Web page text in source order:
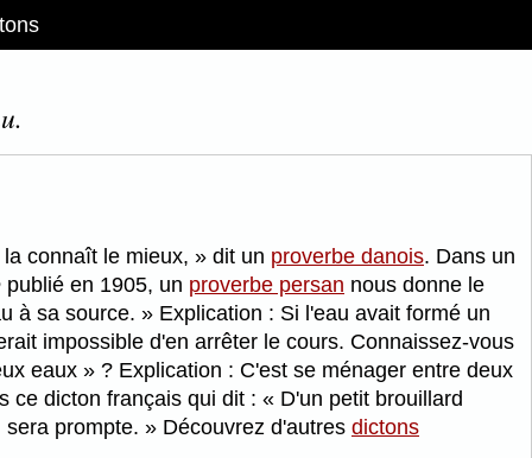
connaît le mieux, dit un proverbe danois. Dans un
publié en 1905, un proverbe persan nous donne le
à sa source.
Explication : Si l'eau avait formé un
impossible d'en arrêter le cours. Connaissez-vous
eaux
? Explication : C'est se ménager entre deux
ce dicton français qui dit :
D'un petit brouillard
prompte.
Découvrez d'autres dictons